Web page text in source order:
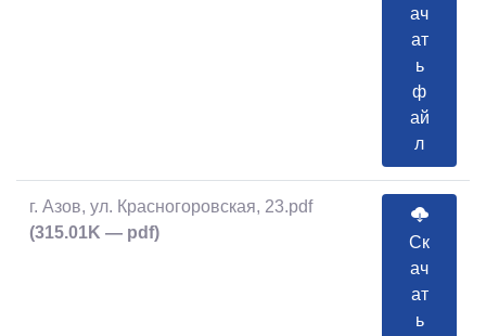
ач
ат
ь
ф
ай
л
г. Азов, ул. Красногоровская, 23.pdf
(315.01K — pdf)
Ск
ач
ат
ь